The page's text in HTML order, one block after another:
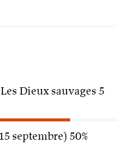
Dieux sauvages 5
septembre) 50%